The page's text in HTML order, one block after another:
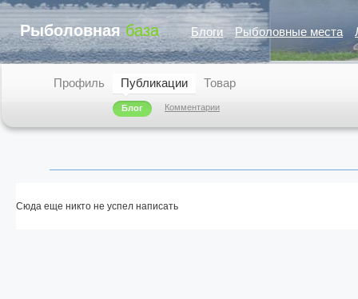
Рыболовная база Блоги Рыболовные места
Профиль Публикации
Блог Комментарии
Товар
Сюда еще никто не успел написать